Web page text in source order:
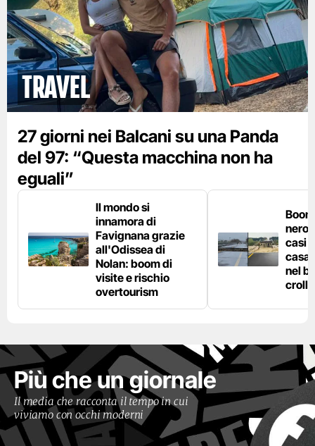
Travel
27 giorni nei Balcani su una Panda
del 97: “Questa macchina non ha
eguali”
Il mondo si
innamora di
Favignana grazie
all'Odissea di
Nolan: boom di
visite e rischio
overtourism
nero
casi
casa
nel
Più che un giornale
Il media che racconta il tempo in cui
viviamo con occhi moderni